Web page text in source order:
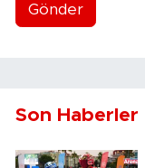
Gönder
Son Haberler